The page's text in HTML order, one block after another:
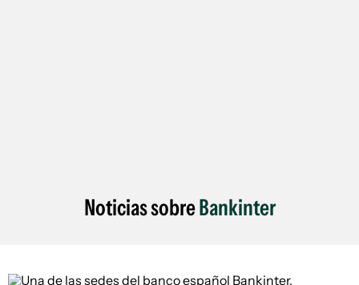
Noticias sobreBankinter